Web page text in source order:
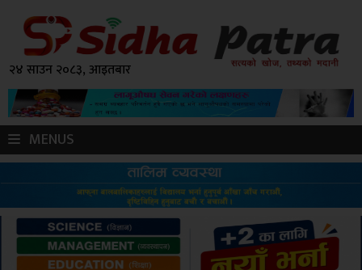
२४ साउन २०८३, आइतबार
MENUS